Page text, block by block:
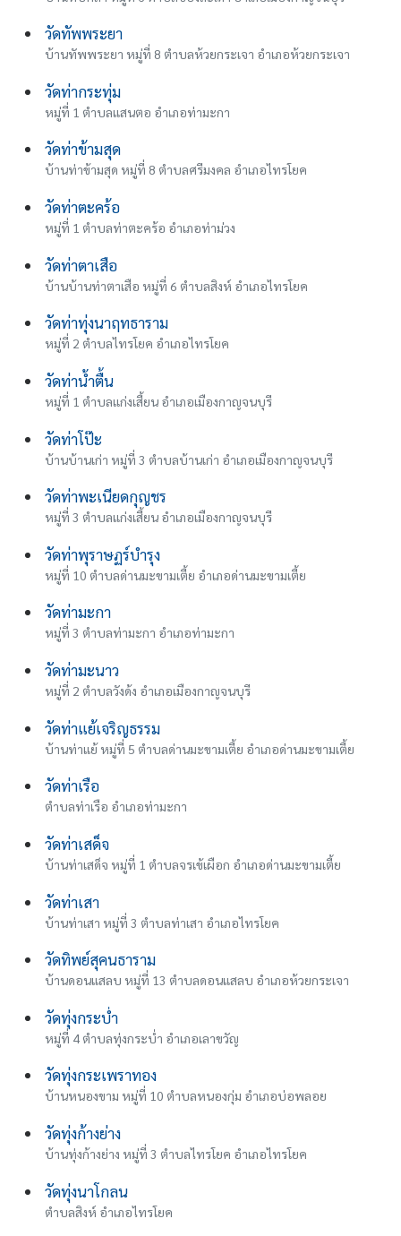
วัดทัพพระยา
บ้านทัพพระยา หมู่ที่ 8 ตำบลห้วยกระเจา อำเภอห้วยกระเจา
วัดท่ากระทุ่ม
หมู่ที่ 1 ตำบลแสนตอ อำเภอท่ามะกา
วัดท่าข้ามสุด
บ้านท่าข้ามสุด หมู่ที่ 8 ตำบลศรีมงคล อำเภอไทรโยค
วัดท่าตะคร้อ
หมู่ที่ 1 ตำบลท่าตะคร้อ อำเภอท่าม่วง
วัดท่าตาเสือ
บ้านบ้านท่าตาเสือ หมู่ที่ 6 ตำบลสิงห์ อำเภอไทรโยค
วัดท่าทุ่งนาฤทธาราม
หมู่ที่ 2 ตำบลไทรโยค อำเภอไทรโยค
วัดท่าน้ำตื้น
หมู่ที่ 1 ตำบลแก่งเสี้ยน อำเภอเมืองกาญจนบุรี
วัดท่าโป๊ะ
บ้านบ้านเก่า หมู่ที่ 3 ตำบลบ้านเก่า อำเภอเมืองกาญจนบุรี
วัดท่าพะเนียดกุญชร
หมู่ที่ 3 ตำบลแก่งเสี้ยน อำเภอเมืองกาญจนบุรี
วัดท่าพุราษฏร์บำรุง
หมู่ที่ 10 ตำบลด่านมะขามเตี้ย อำเภอด่านมะขามเตี้ย
วัดท่ามะกา
หมู่ที่ 3 ตำบลท่ามะกา อำเภอท่ามะกา
วัดท่ามะนาว
หมู่ที่ 2 ตำบลวังด้ง อำเภอเมืองกาญจนบุรี
วัดท่าแย้เจริญธรรม
บ้านท่าแย้ หมู่ที่ 5 ตำบลด่านมะขามเตี้ย อำเภอด่านมะขามเตี้ย
วัดท่าเรือ
ตำบลท่าเรือ อำเภอท่ามะกา
วัดท่าเสด็จ
บ้านท่าเสด็จ หมู่ที่ 1 ตำบลจรเข้เผือก อำเภอด่านมะขามเตี้ย
วัดท่าเสา
บ้านท่าเสา หมู่ที่ 3 ตำบลท่าเสา อำเภอไทรโยค
วัดทิพย์สุคนธาราม
บ้านดอนแสลบ หมู่ที่ 13 ตำบลดอนแสลบ อำเภอห้วยกระเจา
วัดทุ่งกระบ่ำ
หมู่ที่ 4 ตำบลทุ่งกระบ่ำ อำเภอเลาขวัญ
วัดทุ่งกระเพราทอง
บ้านหนองขาม หมู่ที่ 10 ตำบลหนองกุ่ม อำเภอบ่อพลอย
วัดทุ่งก้างย่าง
บ้านทุ่งก้างย่าง หมู่ที่ 3 ตำบลไทรโยค อำเภอไทรโยค
วัดทุ่งนาโกลน
ตำบลสิงห์ อำเภอไทรโยค